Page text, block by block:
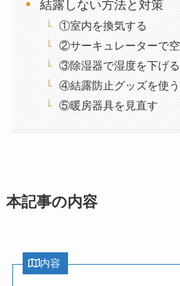
結露しない方法と対策
①室内を換気する
②サーキュレーターで
③除湿器で湿度を下げる
④結露防止グッズを使う
⑤暖房器具を見直す
本記事の内容
内容